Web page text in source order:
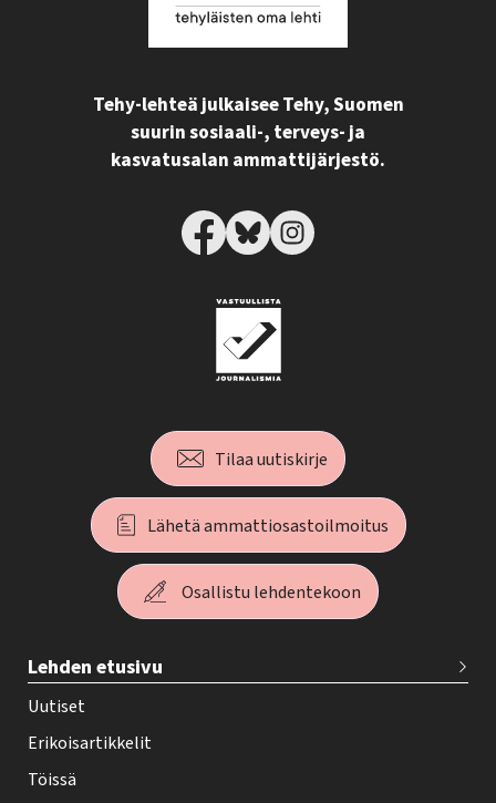
Tehy-lehteä julkaisee Tehy, Suomen
suurin sosiaali-, terveys- ja
kasvatusalan ammattijärjestö.
Tilaa uutiskirje
Lähetä ammattiosastoilmoitus
Osallistu lehdentekoon
e
h
y
-
Lehden etusivu
Uutiset
Erikoisartikkelit
Töissä